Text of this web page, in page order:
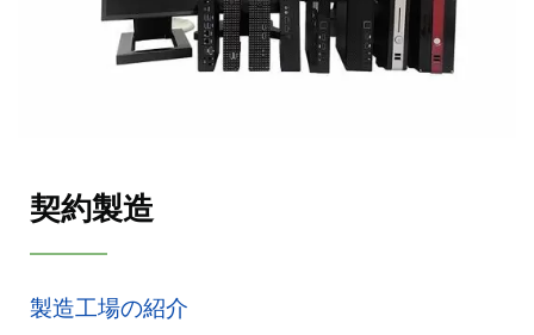
契約製造
製造工場の紹介